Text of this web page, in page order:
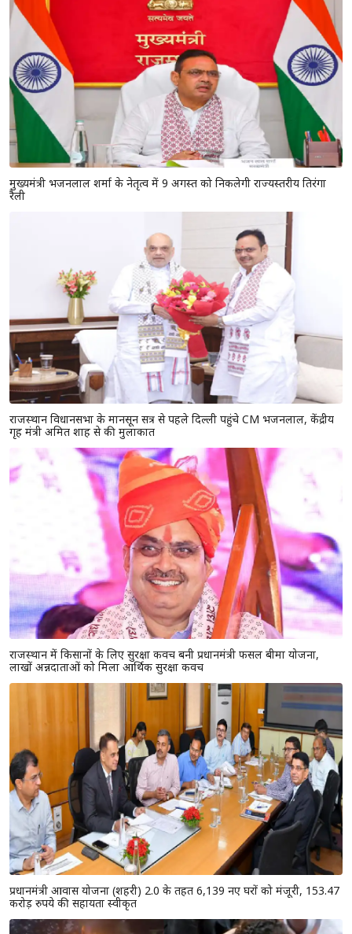
मुख्यमंत्री भजनलाल शर्मा के नेतृत्व में 9 अगस्त को निकलेगी राज्यस्तरीय तिरंगा
रैली
राजस्थान विधानसभा के मानसून सत्र से पहले दिल्ली पहुंचे CM भजनलाल, केंद्रीय
गृह मंत्री अमित शाह से की मुलाकात
राजस्थान में किसानों के लिए सुरक्षा कवच बनी प्रधानमंत्री फसल बीमा योजना,
लाखों अन्नदाताओं को मिला आर्थिक सुरक्षा कवच
प्रधानमंत्री आवास योजना (शहरी) 2.0 के तहत 6,139 नए घरों को मंजूरी, 153.47
करोड़ रुपये की सहायता स्वीकृत